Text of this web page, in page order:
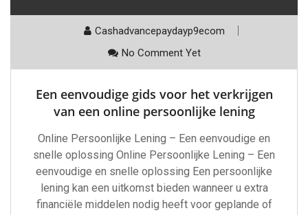
Cashadvancepaydayp9ecom
No Comment Yet
Een eenvoudige gids voor het verkrijgen
van een online persoonlijke lening
Online Persoonlijke Lening – Een eenvoudige en
snelle oplossing Online Persoonlijke Lening – Een
eenvoudige en snelle oplossing Een persoonlijke
lening kan een uitkomst bieden wanneer u extra
financiële middelen nodig heeft voor geplande of